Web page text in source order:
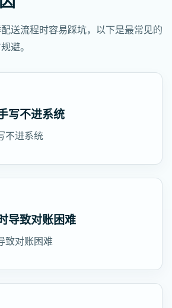
送流程时容易踩坑，以下是最常见的
避。
写不进系统
不进系统
导致对账困难
致对账困难